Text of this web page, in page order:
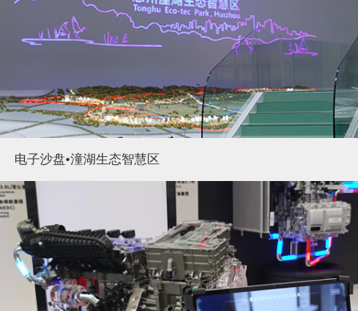
电子沙盘•潼湖生态智慧区